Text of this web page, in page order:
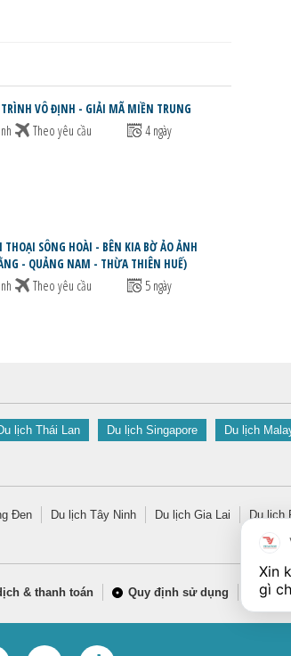
VÔ ĐỊNH - GIẢI MÃ MIỀN TRUNG
Theo yêu cầu 4 ngày
THOẠI SÔNG HOÀI - BÊN KIA BỜ ẢO ẢNH
- QUẢNG NAM - THỪA THIÊN HUẾ)
Theo yêu cầu 5 ngày
lịch Thái Lan Du lịch Singapore Du lịch
Đen Du lịch Tây Ninh Du lịch Gia Lai Du lịch
& thanh toán Quy định sử dụng Quy
Xin
gì